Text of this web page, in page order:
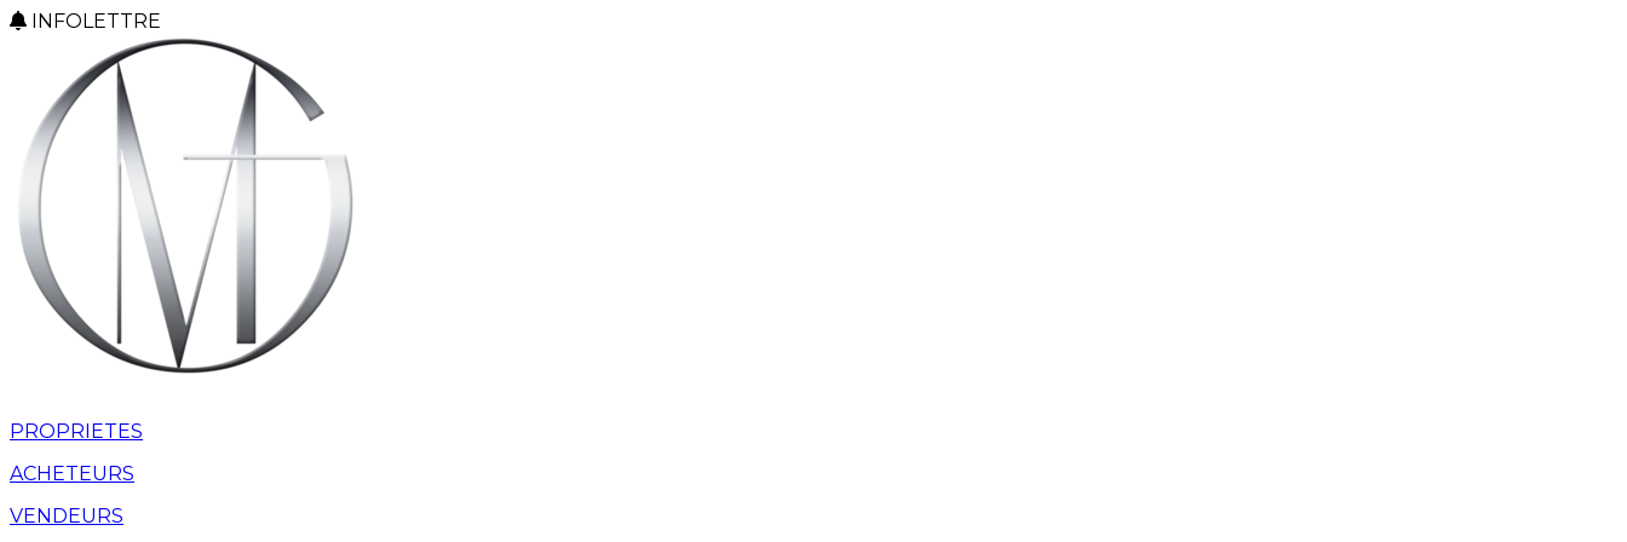
INFOLETTRE
PROPRIETES
ACHETEURS
VENDEURS